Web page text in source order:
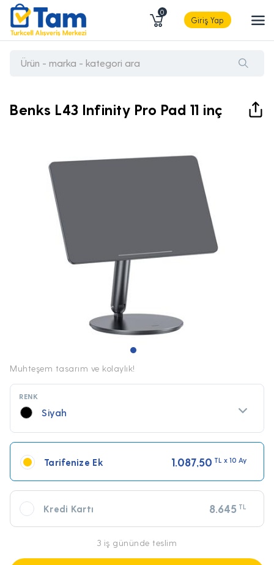
0
Giriş Yap
Benks L43 Infinity Pro Pad 11 inç
Muhteşem tasarım ve kolaylık!
RENK
Siyah
Tarifenize Ek 1.087,50 TL x 10 Ay
Kredi Kartı 8.645 TL
3 iş gününde teslim